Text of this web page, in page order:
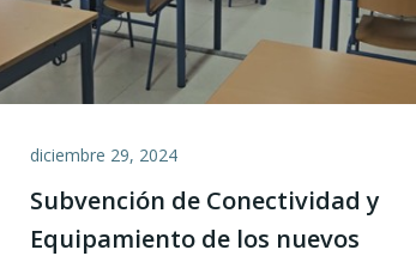
diciembre 29, 2024
Subvención de Conectividad y
Equipamiento de los nuevos